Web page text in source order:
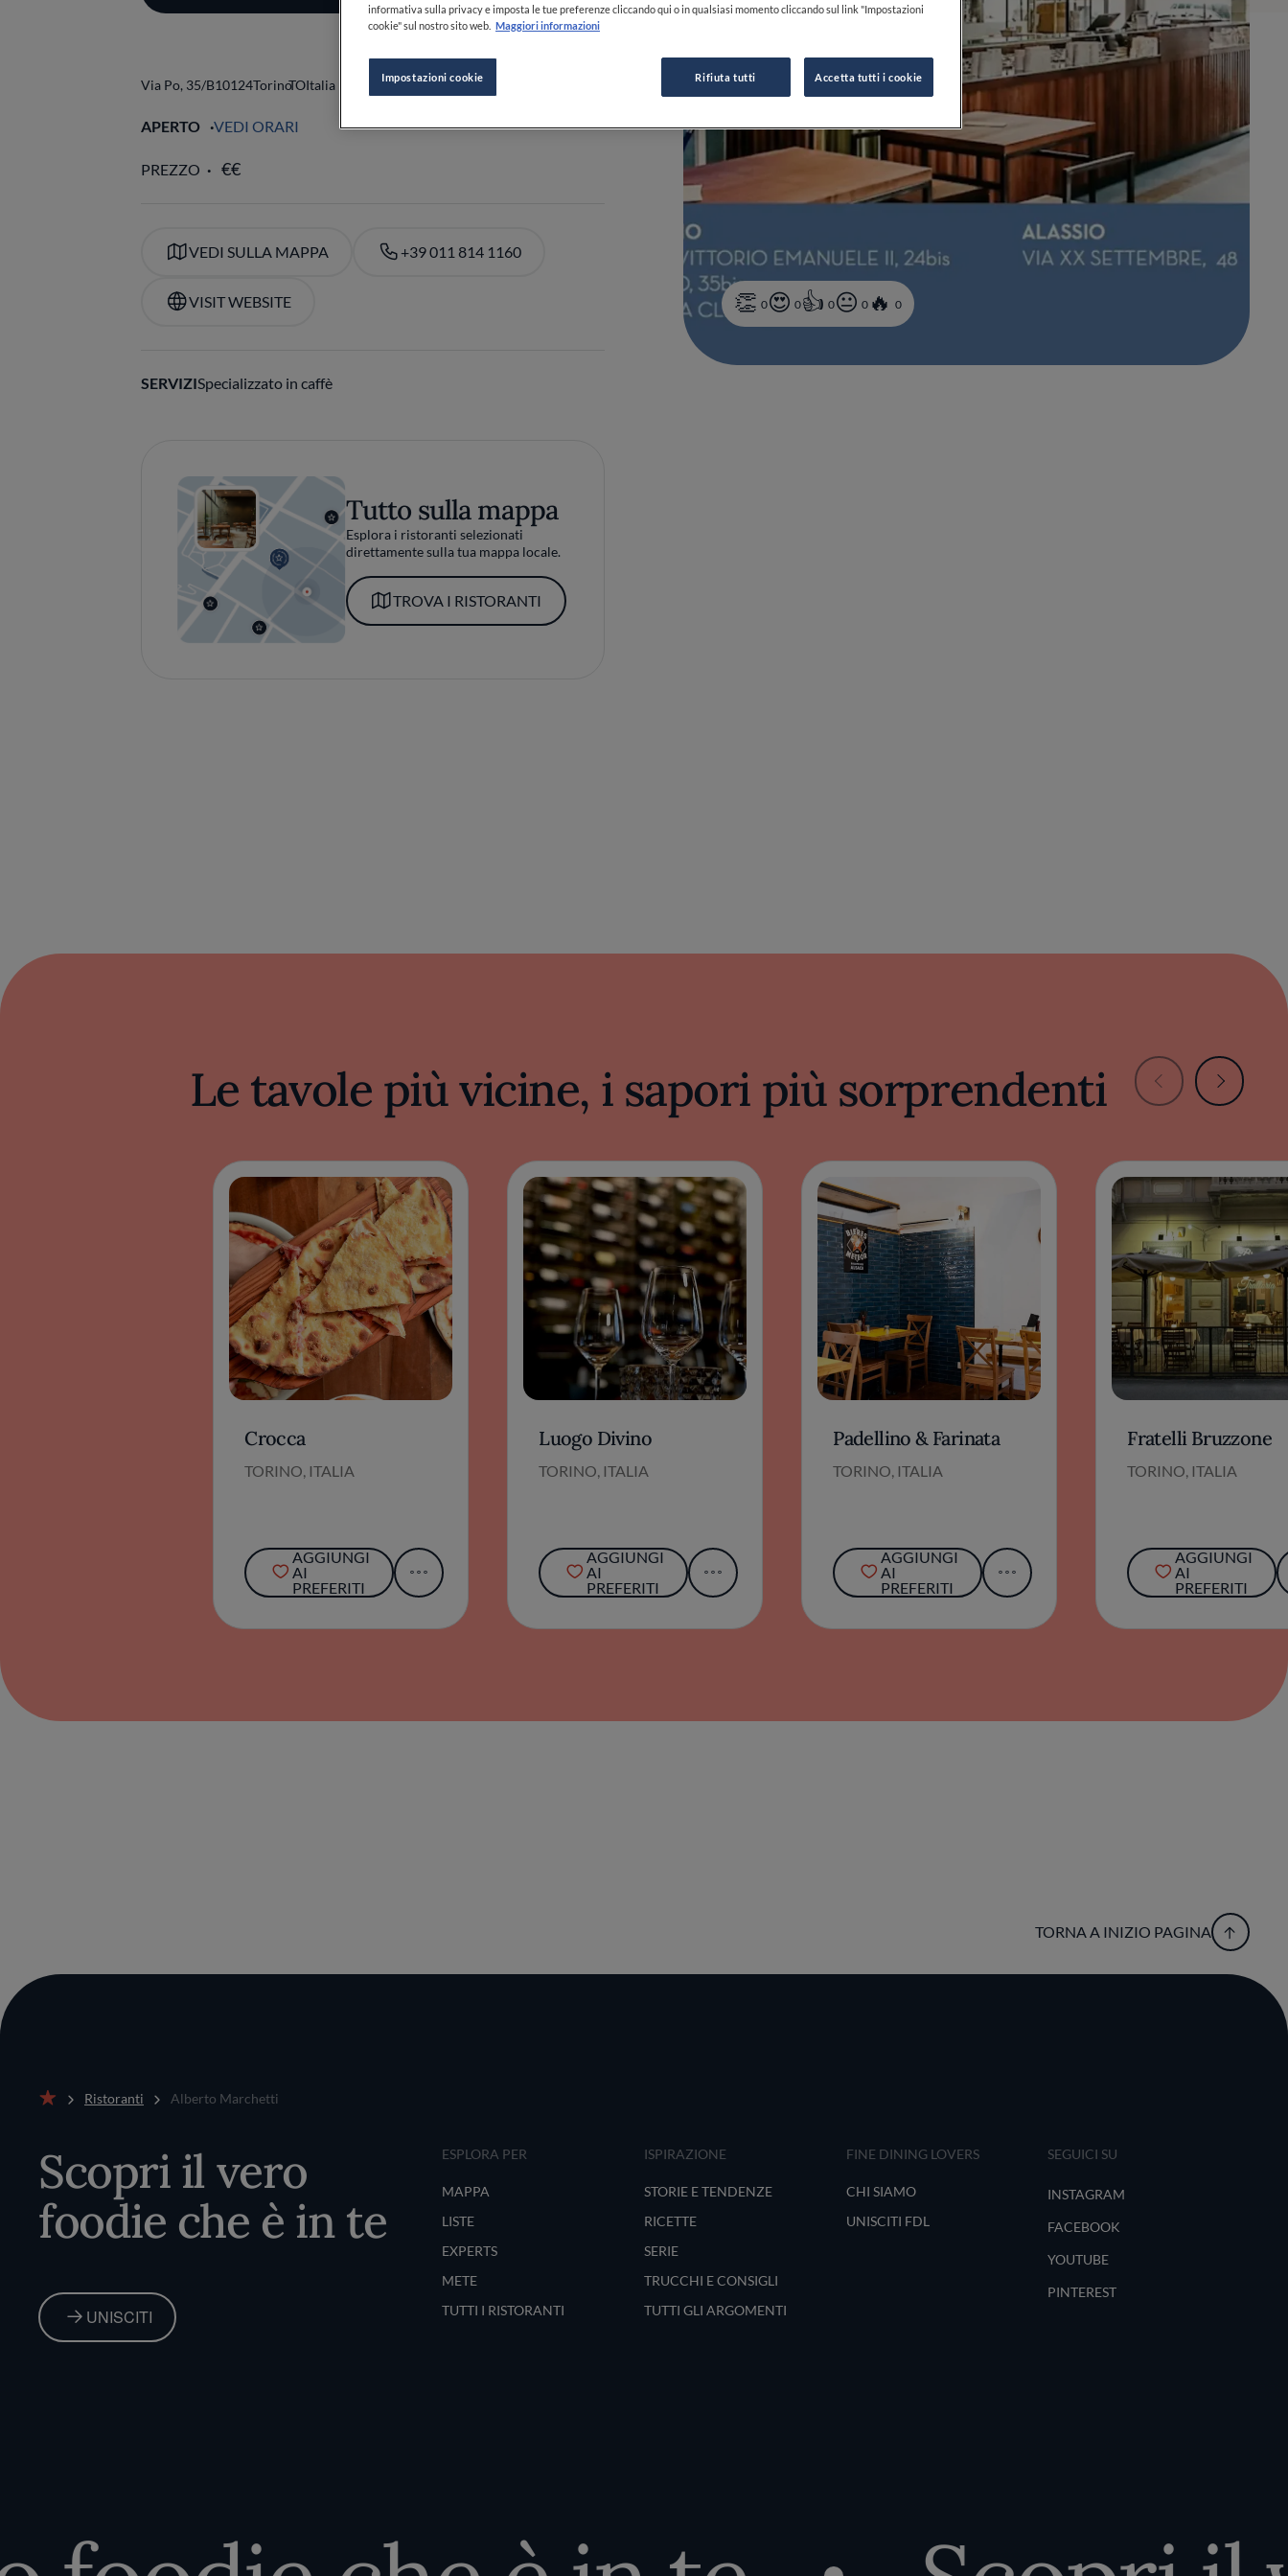
0 0 0 0 0
Via Po, 35/B10124TorinoTOItalia
APERTO VEDI ORARI
PREZZO
VEDI SULLA MAPPA +39 011 814 1160
VISIT WEBSITE
SERVIZISpecializzato in caffè
Tutto sulla mappa
Esplora i ristoranti selezionati
direttamente sulla tua mappa locale.
TROVA I RISTORANTI
Le tavole più vicine, i sapori più sorprendenti
Crocca
TORINO, ITALIA
AGGIUNGI
AI
PREFERITI
Luogo Divino
TORINO, ITALIA
AGGIUNGI
AI
PREFERITI
Padellino & Farinata
TORINO, ITALIA
AGGIUNGI
AI
PREFERITI
Fratelli Bruzzone
TORINO, ITALIA
AGGIUNGI
AI
PREFERITI
TORNA A INIZIO PAGINA
Ristoranti Alberto Marchetti
Scopri il vero
foodie che è in te
UNISCITI
ESPLORA PER
MAPPA
LISTE
EXPERTS
METE
TUTTI I RISTORANTI
ISPIRAZIONE
STORIE E TENDENZE
RICETTE
SERIE
TRUCCHI E CONSIGLI
TUTTI GLI ARGOMENTI
FINE DINING LOVERS
CHI SIAMO
UNISCITI FDL
SEGUICI SU
INSTAGRAM
FACEBOOK
YOUTUBE
PINTEREST
informativa sulla privacy e imposta le tue preferenze cliccando qui o in qualsiasi momento cliccando sul link "Impostazioni
cookie" sul nostro sito web. Maggiori informazioni
Impostazioni cookie Rifiuta tutti Accetta tutti i cookie